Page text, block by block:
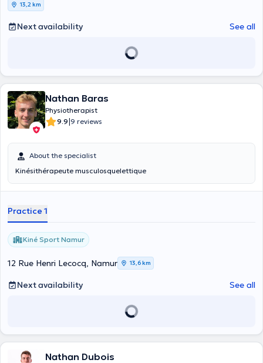
13,2 km
Next availability See all
Nathan Baras
Physiotherapist
9.9|9 reviews
About the specialist
Kinésithérapeute musculosquelettique
Practice 1
Kiné Sport Namur
12 Rue Henri Lecocq, Namur 13,6 km
Next availability See all
Nathan Dubois